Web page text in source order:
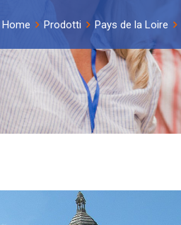
Home Prodotti Pays de la Loire